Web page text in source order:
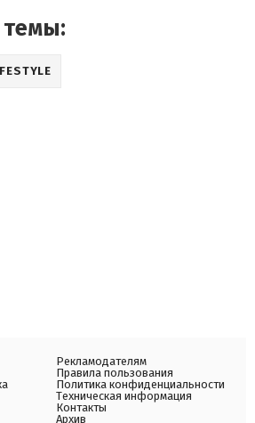
Рекламодателям
Правила пользования
Политика конфиденциальности
Техническая информация
Контакты
Архив